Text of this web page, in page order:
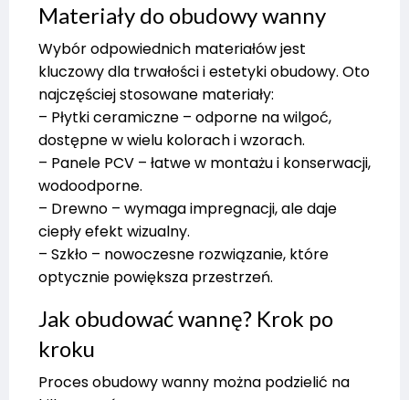
Materiały do obudowy wanny
Wybór odpowiednich materiałów jest
kluczowy dla trwałości i estetyki obudowy. Oto
najczęściej stosowane materiały:
– Płytki ceramiczne – odporne na wilgoć,
dostępne w wielu kolorach i wzorach.
– Panele PCV – łatwe w montażu i konserwacji,
wodoodporne.
– Drewno – wymaga impregnacji, ale daje
ciepły efekt wizualny.
– Szkło – nowoczesne rozwiązanie, które
optycznie powiększa przestrzeń.
Jak obudować wannę? Krok po
kroku
Proces obudowy wanny można podzielić na